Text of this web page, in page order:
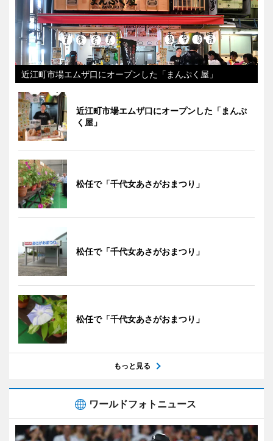
近江町市場エムザ口にオープンした「まんぷく屋」
近江町市場エムザ口にオープンした「まんぷ
く屋」
松任で「千代女あさがおまつり」
松任で「千代女あさがおまつり」
松任で「千代女あさがおまつり」
もっと見る
ワールドフォトニュース